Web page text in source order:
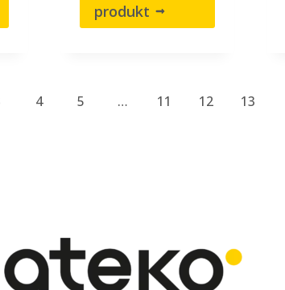
produkt
4 5 … 11 12 13